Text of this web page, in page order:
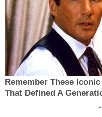
Remember These
That Defined A